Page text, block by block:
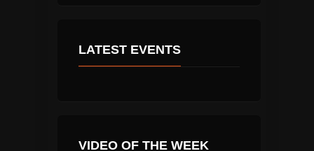
LATEST EVENTS
VIDEO OF THE WEEK